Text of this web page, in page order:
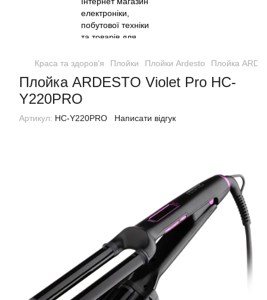
Краса та здоров'я Плойки Плойки Ardesto Плойка
Плойка ARDESTO Violet Pro HC-
Y220PRO
Артикул: HC-Y220PRO Написати відгук